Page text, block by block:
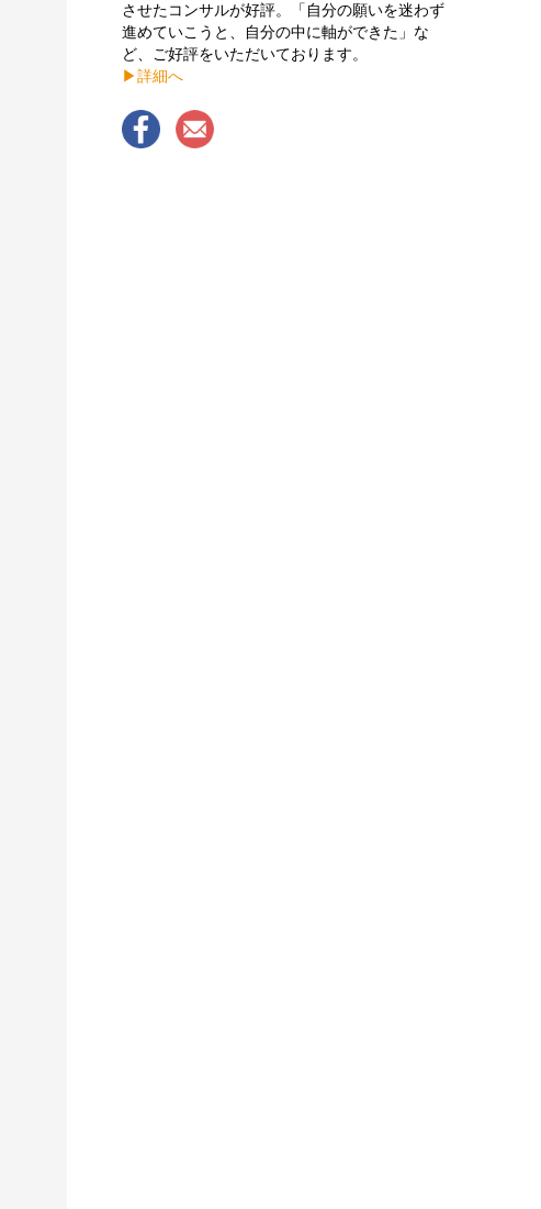
させたコンサルが好評。「自分の願いを迷わず
進めていこうと、自分の中に軸ができた」な
ど、ご好評をいただいております。
▶︎詳細へ